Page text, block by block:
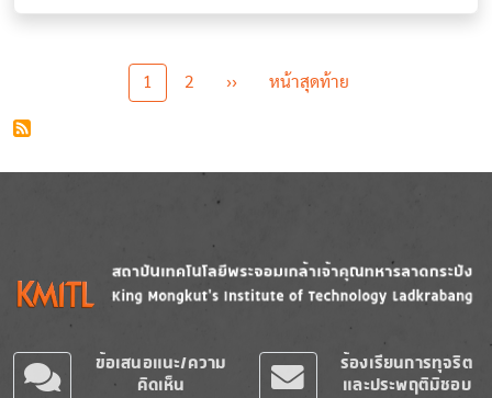
1 2 ››Next page
หน้าสุดท้าย
Image
ข้อเสนอแนะ/ความ
คิดเห็น
ร้องเรียนการทุจริต
และประพฤติมิชอบ